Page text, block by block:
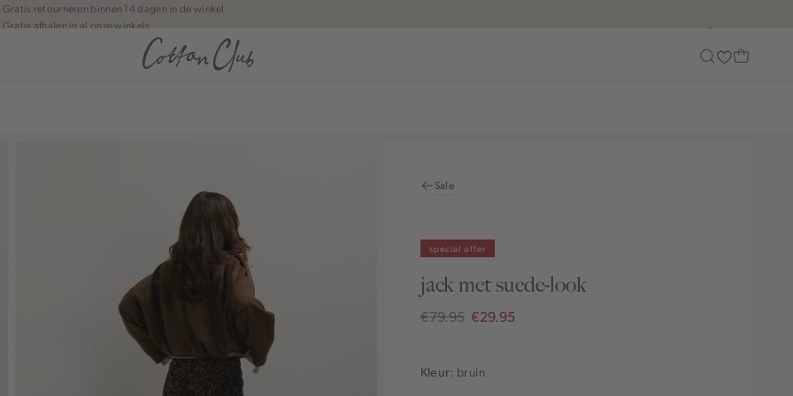
Gratis retourneren binnen 14 dagen in de winkel
Gratis afhalen in al onze winkels
Jouw bestelling wordt binnen 1 tot 5 dagen bezorgd
Betaal zoals jij wilt: o.a. iDEAL | Wero, Riverty, Apple pay & creditcard
Sale
special offer
jack met suede-look
€79.95 €29.95
Kleur: bruin